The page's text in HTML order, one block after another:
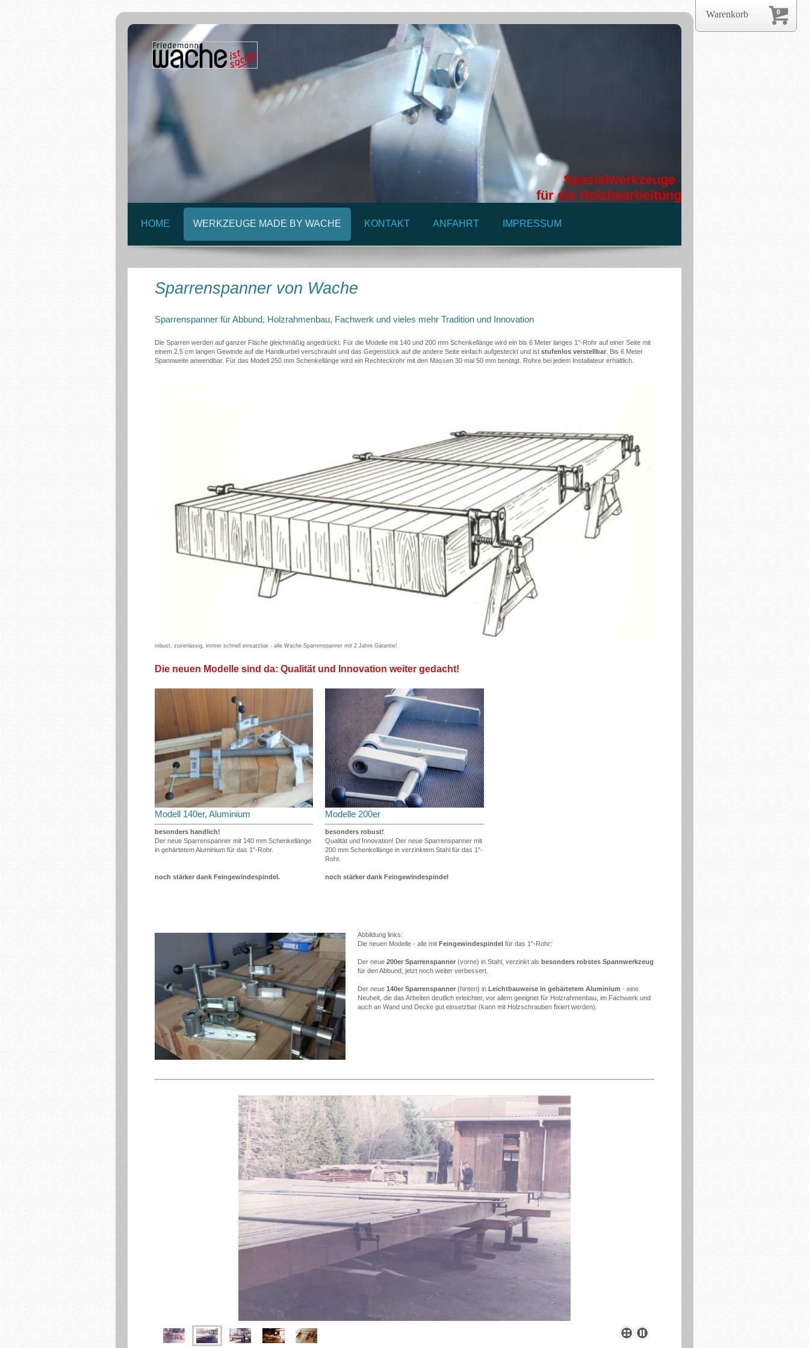
Spezialwerkzeuge
für die Holzbearbeitung
HOME WERKZEUGE MADE BY WACHE KONTAKT ANFAHRT IMPRESSUM
Sparrenspanner von Wache
Sparrenspanner für Abbund, Holzrahmenbau, Fachwerk und vieles mehr Tradition und Innovation
Die Sparren werden auf ganzer Fläche gleichmäßig angedrückt. Für die Modelle mit 140 und 200 mm Schenkellänge wird ein bis 6 Meter langes 1"-Rohr auf einer Seite mit
einem 2,5 cm langen Gewinde auf die Handkurbel verschraubt und das Gegenstück auf die andere Seite einfach aufgesteckt und ist stufenlos verstellbar . Bis 6 Meter
Spannweite anwendbar. Für das Modell 250 mm Schenkellänge wird ein Rechteckrohr mit den Massen 30 mal 50 mm benötgt. Rohre bei jedem Installateur erhältlich.
robust, zuverlässig, immer schnell einsatzbar - alle Wache-Sparrenspanner mit 2 Jahre Garantie!
Die neuen Modelle sind da: Qualität und Innovation weiter gedacht!
Modell 140er, Aluminium
besonders handlich!
Der neue Sparrenspanner mit 140 mm Schenkellänge
in gehärtetem Aluminium für das 1"-Rohr.
noch stärker dank Feingewindespindel.
Modelle 200er
besonders robust!
Qualität und Innovation! Der neue Sparrenspanner mit
200 mm Schenkellänge in verzinktem Stahl für das 1"-
Rohr.
noch stärker dank Feingewindespindel
Abbildung links:
Die neuen Modelle - alle mit Feingewindespindel für das 1"-Rohr:
Der neue 200er Sparrenspanner (vorne) in Stahl, verzinkt als besonders robstes Spannwerkzeug
für den Abbund, jetzt noch weiter verbessert.
Der neue 140er Sparrenspanner (hinten) in Leichtbauweise in gehärtetem Aluminium - eine
Neuheit, die das Arbeiten deutlich erleichter, vor allem geeignet für Holzrahmenbau, im Fachwerk und
auch an Wand und Decke gut einsetzbar (kann mit Holzschrauben fixiert werden).
0
Warenkorb